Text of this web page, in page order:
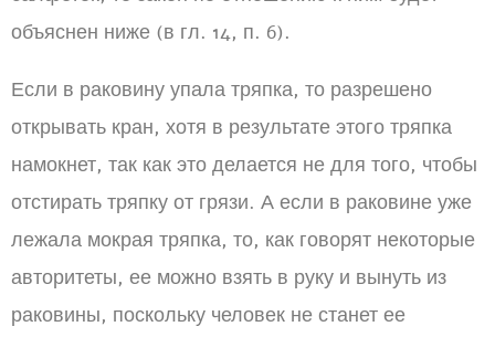
объяснен ниже (в гл. 14, п. 6).
Если в раковину упала тряпка, то разрешено
открывать кран, хотя в результате этого тряпка
намокнет, так как это делается не для того, чтобы
отстирать тряпку от грязи. А если в раковине уже
лежала мокрая тряпка, то, как говорят некоторые
авторитеты, ее можно взять в руку и вынуть из
раковины, поскольку человек не станет ее